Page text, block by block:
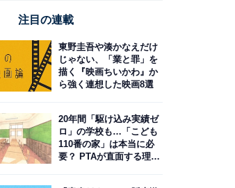
注目の連載
東野圭吾や湊かなえだけ
じゃない、「業と罪」を
描く『映画ちいかわ』か
ら強く連想した映画8選
20年間「駆け込み実績ゼ
ロ」の学校も…「こども
110番の家」は本当に必
要？ PTAが直面する理想